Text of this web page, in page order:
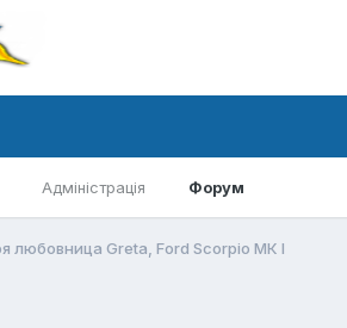
Адміністрація Форум
любовница Greta, Ford Scorpio МК I